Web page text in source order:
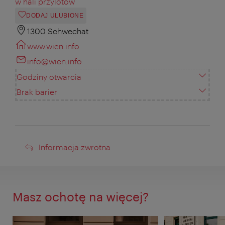
DODAJ ULUBIONE
1300 Schwechat
www.wien.info
info@wien.info
Godziny otwarcia
Brak barier
Informacja
Informacja zwrotna
Masz ochotę na więcej?